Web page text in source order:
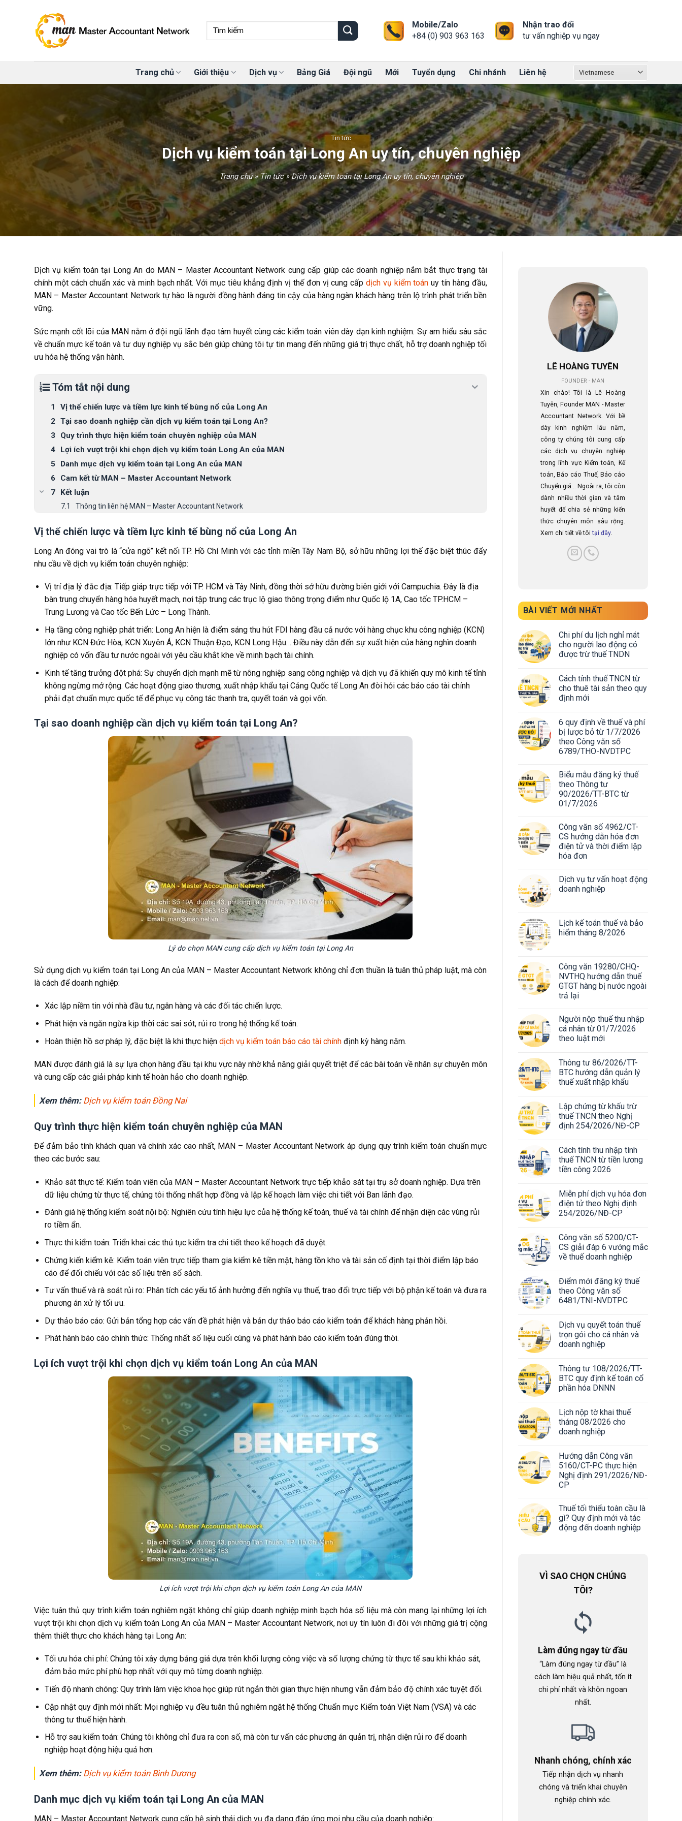
Mobile/Zalo
+84 (0) 903 963 163
Nhận trao đổi
tư vấn nghiệp vụ ngay
Trang chủ Giới thiệu Dịch vụ Bảng Giá Đội ngũ Mới Tuyển dụng Chi nhánh Liên hệ
Tin tức
Dịch vụ kiểm toán tại Long An uy tín, chuyên nghiệp
Trang chủ»Tin tức»Dịch vụ kiểm toán tại Long An uy tín, chuyên nghiệp
Dịch vụ kiểm toán tại Long An do MAN – Master Accountant Network cung cấp giúp các doanh nghiệp nắm bắt thực trạng tài
chính một cách chuẩn xác và minh bạch nhất. Với mục tiêu khẳng định vị thế đơn vị cung cấp dịch vụ kiểm toán uy tín hàng đầu,
MAN – Master Accountant Network tự hào là người đồng hành đáng tin cậy của hàng ngàn khách hàng trên lộ trình phát triển bền
vững.
Sức mạnh cốt lõi của MAN nằm ở đội ngũ lãnh đạo tâm huyết cùng các kiểm toán viên dày dạn kinh nghiệm. Sự am hiểu sâu sắc
về chuẩn mực kế toán và tư duy nghiệp vụ sắc bén giúp chúng tôi tự tin mang đến những giá trị thực chất, hỗ trợ doanh nghiệp tối
ưu hóa hệ thống vận hành.
Tóm tắt nội dung
Vị thế chiến lược và tiềm lực kinh tế bùng nổ của Long An
Tại sao doanh nghiệp cần dịch vụ kiểm toán tại Long An?
Quy trình thực hiện kiểm toán chuyên nghiệp của MAN
Lợi ích vượt trội khi chọn dịch vụ kiểm toán Long An của MAN
Danh mục dịch vụ kiểm toán tại Long An của MAN
Cam kết từ MAN – Master Accountant Network
Kết luận
Thông tin liên hệ MAN – Master Accountant Network
Vị thế chiến lược và tiềm lực kinh tế bùng nổ của Long An
Long An đóng vai trò là “cửa ngõ” kết nối TP. Hồ Chí Minh với các tỉnh miền Tây Nam Bộ, sở hữu những lợi thế đặc biệt thúc đẩy
nhu cầu về dịch vụ kiểm toán chuyên nghiệp:
Vị trí địa lý đắc địa: Tiếp giáp trực tiếp với TP. HCM và Tây Ninh, đồng thời sở hữu đường biên giới với Campuchia. Đây là địa
bàn trung chuyển hàng hóa huyết mạch, nơi tập trung các trục lộ giao thông trọng điểm như Quốc lộ 1A, Cao tốc TP.HCM –
Trung Lương và Cao tốc Bến Lức – Long Thành.
Hạ tầng công nghiệp phát triển: Long An hiện là điểm sáng thu hút FDI hàng đầu cả nước với hàng chục khu công nghiệp (KCN)
lớn như KCN Đức Hòa, KCN Xuyên Á, KCN Thuận Đạo, KCN Long Hậu… Điều này dẫn đến sự xuất hiện của hàng nghìn doanh
nghiệp có vốn đầu tư nước ngoài với yêu cầu khắt khe về minh bạch tài chính.
Kinh tế tăng trưởng đột phá: Sự chuyển dịch mạnh mẽ từ nông nghiệp sang công nghiệp và dịch vụ đã khiến quy mô kinh tế tỉnh
không ngừng mở rộng. Các hoạt động giao thương, xuất nhập khẩu tại Cảng Quốc tế Long An đòi hỏi các báo cáo tài chính
phải đạt chuẩn mực quốc tế để phục vụ công tác thanh tra, quyết toán và gọi vốn.
Tại sao doanh nghiệp cần dịch vụ kiểm toán tại Long An?
Lý do chọn MAN cung cấp dịch vụ kiểm toán tại Long An
Sử dụng dịch vụ kiểm toán tại Long An của MAN – Master Accountant Network không chỉ đơn thuần là tuân thủ pháp luật, mà còn
là cách để doanh nghiệp:
Xác lập niềm tin với nhà đầu tư, ngân hàng và các đối tác chiến lược.
Phát hiện và ngăn ngừa kịp thời các sai sót, rủi ro trong hệ thống kế toán.
Hoàn thiện hồ sơ pháp lý, đặc biệt là khi thực hiện dịch vụ kiểm toán báo cáo tài chínhđịnh kỳ hàng năm.
MAN được đánh giá là sự lựa chọn hàng đầu tại khu vực này nhờ khả năng giải quyết triệt để các bài toán về nhân sự chuyên môn
và cung cấp các giải pháp kinh tế hoàn hảo cho doanh nghiệp.
Xem thêm: Dịch vụ kiểm toán Đồng Nai
Quy trình thực hiện kiểm toán chuyên nghiệp của MAN
Để đảm bảo tính khách quan và chính xác cao nhất, MAN – Master Accountant Network áp dụng quy trình kiểm toán chuẩn mực
theo các bước sau:
Khảo sát thực tế: Kiểm toán viên của MAN – Master Accountant Network trực tiếp khảo sát tại trụ sở doanh nghiệp. Dựa trên
dữ liệu chứng từ thực tế, chúng tôi thống nhất hợp đồng và lập kế hoạch làm việc chi tiết với Ban lãnh đạo.
Đánh giá hệ thống kiểm soát nội bộ: Nghiên cứu tính hiệu lực của hệ thống kế toán, thuế và tài chính để nhận diện các vùng rủi
ro tiềm ẩn.
Thực thi kiểm toán: Triển khai các thủ tục kiểm tra chi tiết theo kế hoạch đã duyệt.
Chứng kiến kiểm kê: Kiểm toán viên trực tiếp tham gia kiểm kê tiền mặt, hàng tồn kho và tài sản cố định tại thời điểm lập báo
cáo để đối chiếu với các số liệu trên sổ sách.
Tư vấn thuế và rà soát rủi ro: Phân tích các yếu tố ảnh hưởng đến nghĩa vụ thuế, trao đổi trực tiếp với bộ phận kế toán và đưa ra
phương án xử lý tối ưu.
Dự thảo báo cáo: Gửi bản tổng hợp các vấn đề phát hiện và bản dự thảo báo cáo kiểm toán để khách hàng phản hồi.
Phát hành báo cáo chính thức: Thống nhất số liệu cuối cùng và phát hành báo cáo kiểm toán đúng thời.
Lợi ích vượt trội khi chọn dịch vụ kiểm toán Long An của MAN
Lợi ích vượt trội khi chọn dịch vụ kiểm toán Long An của MAN
Việc tuân thủ quy trình kiểm toán nghiêm ngặt không chỉ giúp doanh nghiệp minh bạch hóa số liệu mà còn mang lại những lợi ích
vượt trội khi chọn dịch vụ kiểm toán Long An của MAN – Master Accountant Network, nơi uy tín luôn đi đôi với những giá trị cộng
thêm thiết thực cho khách hàng tại Long An:
Tối ưu hóa chi phí: Chúng tôi xây dựng bảng giá dựa trên khối lượng công việc và số lượng chứng từ thực tế sau khi khảo sát,
đảm bảo mức phí phù hợp nhất với quy mô từng doanh nghiệp.
Tiến độ nhanh chóng: Quy trình làm việc khoa học giúp rút ngắn thời gian thực hiện nhưng vẫn đảm bảo độ chính xác tuyệt đối.
Cập nhật quy định mới nhất: Mọi nghiệp vụ đều tuân thủ nghiêm ngặt hệ thống Chuẩn mực Kiểm toán Việt Nam (VSA) và các
thông tư thuế hiện hành.
Hỗ trợ sau kiểm toán: Chúng tôi không chỉ đưa ra con số, mà còn tư vấn các phương án quản trị, nhận diện rủi ro để doanh
nghiệp hoạt động hiệu quả hơn.
Xem thêm: Dịch vụ kiểm toán Bình Dương
Danh mục dịch vụ kiểm toán tại Long An của MAN
MAN – Master Accountant Network cung cấp hệ sinh thái dịch vụ đa dạng đáp ứng mọi nhu cầu của doanh nghiệp:
LÊ HOÀNG TUYÊN
FOUNDER - MAN
Xin chào! Tôi là Lê Hoàng
Tuyên, Founder MAN - Master
Accountant Network. Với bề
dày kinh nghiệm lâu năm,
công ty chúng tôi cung cấp
các dịch vụ chuyên nghiệp
trong lĩnh vực Kiểm toán, Kế
toán, Báo cáo Thuế, Báo cáo
Chuyển giá... Ngoài ra, tôi còn
dành nhiều thời gian và tâm
huyết để chia sẻ những kiến
thức chuyên môn sâu rộng.
Xem chi tiết về tôitại đây.
BÀI VIẾT MỚI NHẤT
Chi phí du lịch nghỉ mát
cho người lao động có
được trừ thuế TNDN
Cách tính thuế TNCN từ
cho thuê tài sản theo quy
định mới
6 quy định về thuế và phí
bị lược bỏ từ 1/7/2026
theo Công văn số
6789/THO-NVDTPC
Biểu mẫu đăng ký thuế
theo Thông tư
90/2026/TT-BTC từ
01/7/2026
Công văn số 4962/CT-
CS hướng dẫn hóa đơn
điện tử và thời điểm lập
hóa đơn
Dịch vụ tư vấn hoạt động
doanh nghiệp
Lịch kế toán thuế và bảo
hiểm tháng 8/2026
Công văn 19280/CHQ-
NVTHQ hướng dẫn thuế
GTGT hàng bị nước ngoài
trả lại
Người nộp thuế thu nhập
cá nhân từ 01/7/2026
theo luật mới
Thông tư 86/2026/TT-
BTC hướng dẫn quản lý
thuế xuất nhập khẩu
Lập chứng từ khấu trừ
thuế TNCN theo Nghị
định 254/2026/NĐ-CP
Cách tính thu nhập tính
thuế TNCN từ tiền lương
tiền công 2026
Miễn phí dịch vụ hóa đơn
điện tử theo Nghị định
254/2026/NĐ-CP
Công văn số 5200/CT-
CS giải đáp 6 vướng mắc
về thuế doanh nghiệp
Điểm mới đăng ký thuế
theo Công văn số
6481/TNI-NVDTPC
Dịch vụ quyết toán thuế
trọn gói cho cá nhân và
doanh nghiệp
Thông tư 108/2026/TT-
BTC quy định kế toán cổ
phần hóa DNNN
Lịch nộp tờ khai thuế
tháng 08/2026 cho
doanh nghiệp
Hướng dẫn Công văn
5160/CT-PC thực hiện
Nghị định 291/2026/NĐ-
CP
Thuế tối thiểu toàn cầu là
gì? Quy định mới và tác
động đến doanh nghiệp
VÌ SAO CHỌN CHÚNG
TÔI?
Làm đúng ngay từ đầu
“Làm đúng ngay từ đầu” là
cách làm hiệu quả nhất, tốn ít
chi phí nhất và khôn ngoan
nhất.
Nhanh chóng, chính xác
Tiếp nhận dịch vụ nhanh
chóng và triển khai chuyên
nghiệp chính xác.